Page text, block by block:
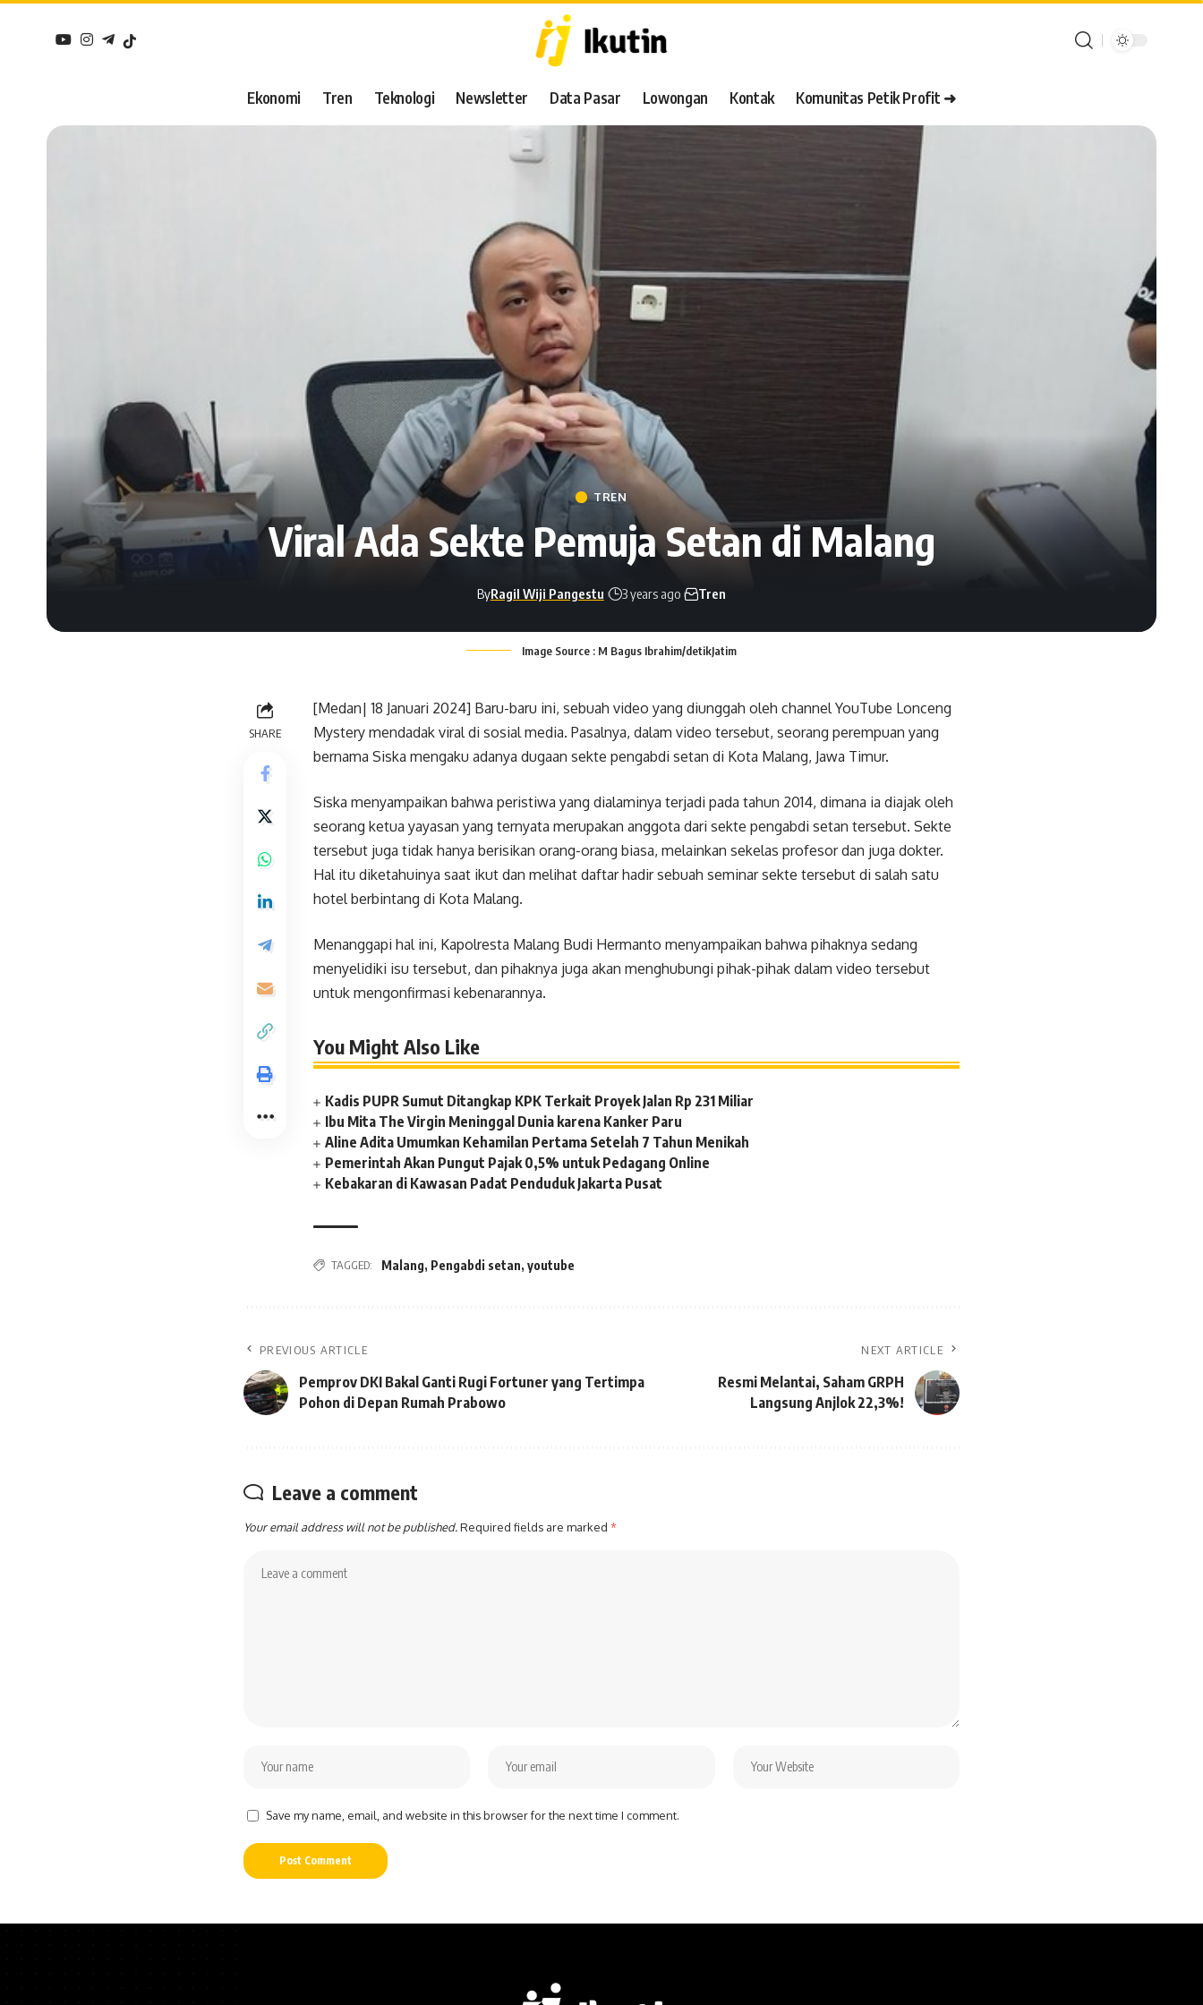
Ekonomi Tren Teknologi Newsletter Data Pasar Lowongan Kontak Komunitas Petik Profit ➜
TREN
Viral Ada Sekte Pemuja Setan di Malang
ByRagil Wiji Pangestu 3 years ago Tren
Image Source : M Bagus Ibrahim/detikJatim
SHARE
[Medan| 18 Januari 2024] Baru-baru ini, sebuah video yang diunggah oleh channel YouTube Lonceng
Mystery mendadak viral di sosial media. Pasalnya, dalam video tersebut, seorang perempuan yang
bernama Siska mengaku adanya dugaan sekte pengabdi setan di Kota Malang, Jawa Timur.
Siska menyampaikan bahwa peristiwa yang dialaminya terjadi pada tahun 2014, dimana ia diajak oleh
seorang ketua yayasan yang ternyata merupakan anggota dari sekte pengabdi setan tersebut. Sekte
tersebut juga tidak hanya berisikan orang-orang biasa, melainkan sekelas profesor dan juga dokter.
Hal itu diketahuinya saat ikut dan melihat daftar hadir sebuah seminar sekte tersebut di salah satu
hotel berbintang di Kota Malang.
Menanggapi hal ini, Kapolresta Malang Budi Hermanto menyampaikan bahwa pihaknya sedang
menyelidiki isu tersebut, dan pihaknya juga akan menghubungi pihak-pihak dalam video tersebut
untuk mengonfirmasi kebenarannya.
You Might Also Like
Kadis PUPR Sumut Ditangkap KPK Terkait Proyek Jalan Rp 231 Miliar
Ibu Mita The Virgin Meninggal Dunia karena Kanker Paru
Aline Adita Umumkan Kehamilan Pertama Setelah 7 Tahun Menikah
Pemerintah Akan Pungut Pajak 0,5% untuk Pedagang Online
Kebakaran di Kawasan Padat Penduduk Jakarta Pusat
TAGGED: Malang, Pengabdi setan, youtube
PREVIOUS ARTICLE
Pemprov DKI Bakal Ganti Rugi Fortuner yang Tertimpa
Pohon di Depan Rumah Prabowo
NEXT ARTICLE
Resmi Melantai, Saham GRPH
Langsung Anjlok 22,3%!
Leave a comment
Your email address will not be published.Required fields are marked *
Save my name, email, and website in this browser for the next time I comment.